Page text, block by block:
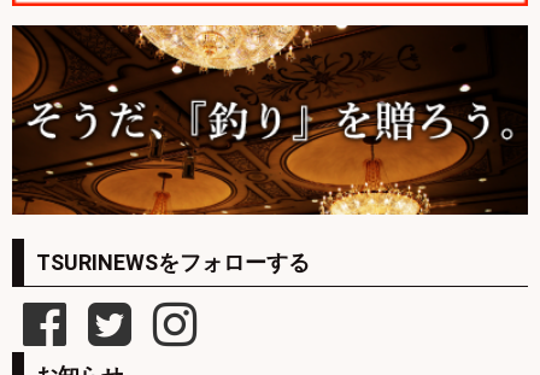
TSURINEWSをフォローする